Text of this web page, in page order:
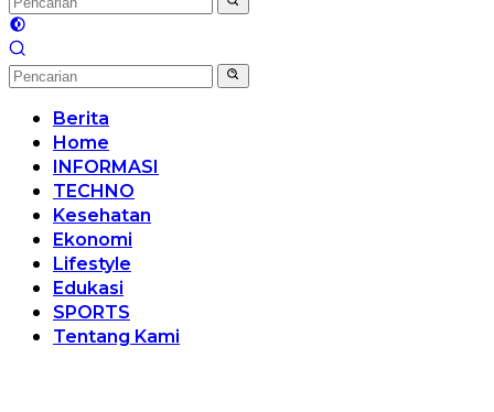
Berita
Home
INFORMASI
TECHNO
Kesehatan
Ekonomi
Lifestyle
Edukasi
SPORTS
Tentang Kami